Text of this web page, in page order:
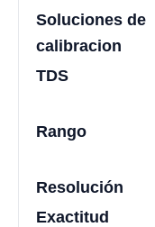
Soluciones de
calibracion
TDS
Rango
Resolución
Exactitud